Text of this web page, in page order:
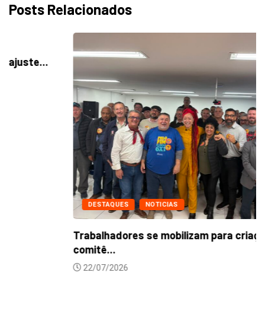
Posts Relacionados
NOTICIAS
Trabalhadores se mobilizam para criação de